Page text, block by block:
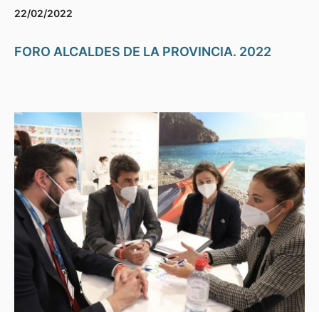
22/02/2022
FORO ALCALDES DE LA PROVINCIA. 2022